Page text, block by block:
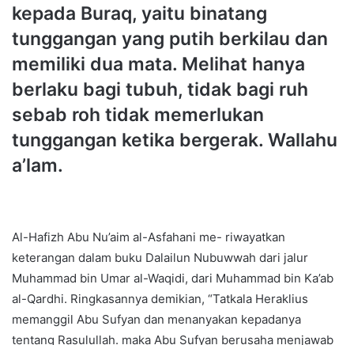
kepada Buraq, yaitu binatang
tunggangan yang putih berkilau dan
memiliki dua mata. Melihat hanya
berlaku bagi tubuh, tidak bagi ruh
sebab roh tidak memerlukan
tunggangan ketika bergerak. Wallahu
a’lam.
Al-Hafizh Abu Nu’aim al-Asfahani me- riwayatkan
keterangan dalam buku Dalailun Nubuwwah dari jalur
Muhammad bin Umar al-Waqidi, dari Muhammad bin Ka’ab
al-Qardhi. Ringkasannya demikian, “Tatkala Heraklius
memanggil Abu Sufyan dan menanyakan kepadanya
tentang Rasulullah. maka Abu Sufyan berusaha menjawab